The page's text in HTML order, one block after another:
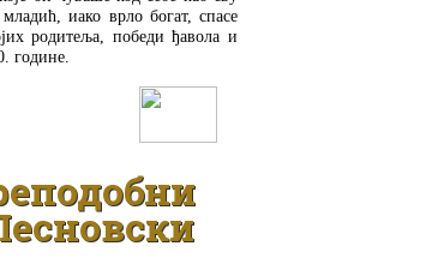
иако врло богат, спасе
родитеља, победи ђавола и
године.